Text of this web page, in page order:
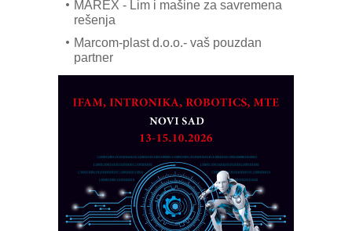
MAREX - Lim i mašine za savremena
rešenja
Marcom-plast d.o.o.- vaš pouzdan
partner
obradu!
Razvoj asortimanskog pravca MINI-
PLC AKYTEC
AUKOM: Svetski standard metrologije
dostupan u Srbiji
MOTOMAN – NEXT-Robotika vođena
veštačkom inteligencijom